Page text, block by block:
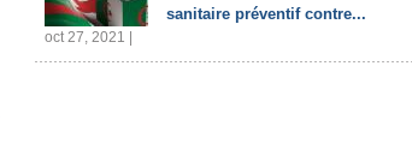
sanitaire préventif contre...
oct 27, 2021 |